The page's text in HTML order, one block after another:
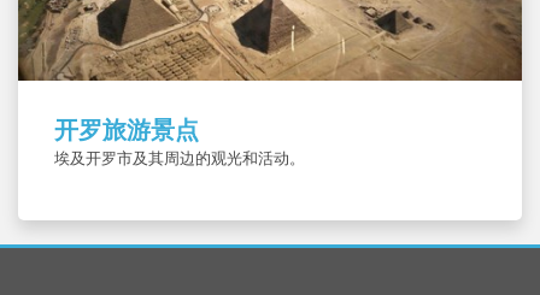
开罗旅游景点
埃及开罗市及其周边的观光和活动。